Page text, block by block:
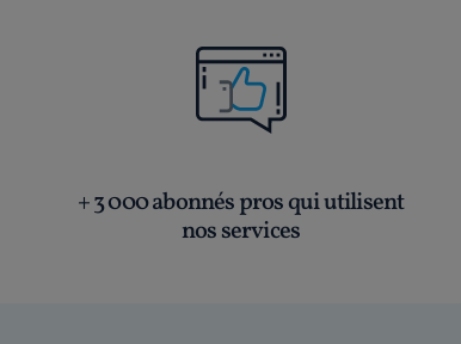
+ 3 000 abonnés pros qui utilisent
nos services